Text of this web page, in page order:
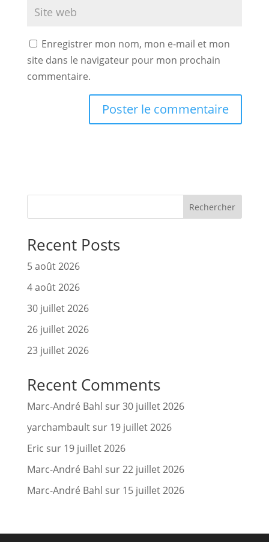
Enregistrer mon nom, mon e-mail et mon
site dans le navigateur pour mon prochain
commentaire.
Rechercher
Recent Posts
5 août 2026
4 août 2026
30 juillet 2026
26 juillet 2026
23 juillet 2026
Recent Comments
Marc-André Bahl sur30 juillet 2026
yarchambaultsur 19 juillet 2026
Eric sur 19 juillet 2026
Marc-André Bahl sur22 juillet 2026
Marc-André Bahl sur 15 juillet 2026